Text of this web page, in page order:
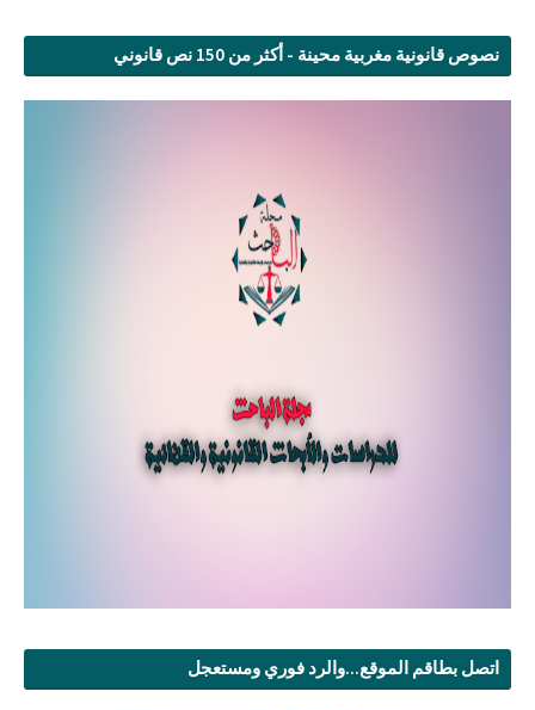
نصوص قانونية مغربية محينة - أكثر من 150 نص قانوني
اتصل بطاقم الموقع...والرد فوري ومستعجل